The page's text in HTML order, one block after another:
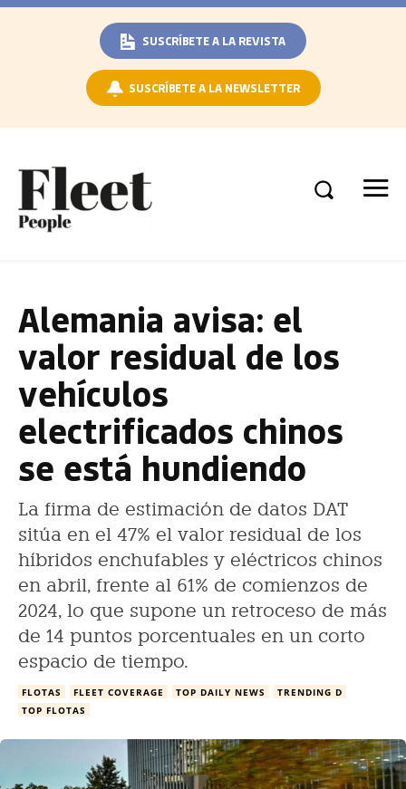
SUSCRÍBETE A LA REVISTA
SUSCRÍBETE A LA NEWSLETTER
Alemania avisa: el
valor residual de los
vehículos
electrificados chinos
se está hundiendo
La firma de estimación de datos DAT
sitúa en el 47% el valor residual de los
híbridos enchufables y eléctricos chinos
en abril, frente al 61% de comienzos de
2024, lo que supone un retroceso de más
de 14 puntos porcentuales en un corto
espacio de tiempo.
FLOTAS FLEET COVERAGE TOP DAILY NEWS
TRENDING D
TOP FLOTAS